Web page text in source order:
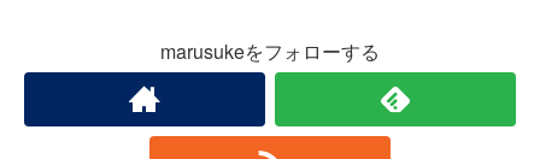
marusukeをフォローする